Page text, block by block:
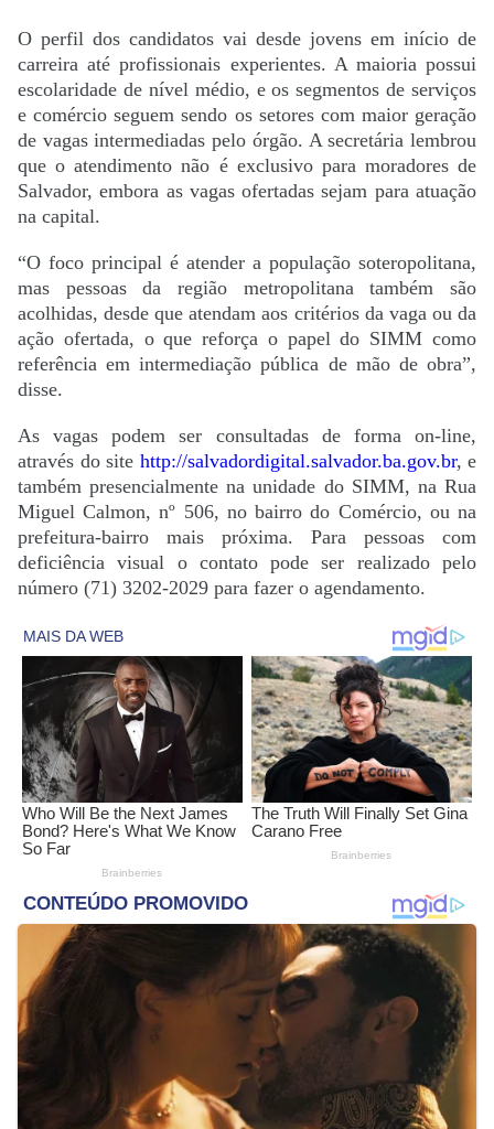
O perfil dos candidatos vai desde jovens em início de
carreira até profissionais experientes. A maioria possui
escolaridade de nível médio, e os segmentos de serviços
e comércio seguem sendo os setores com maior geração
de vagas intermediadas pelo órgão. A secretária lembrou
que o atendimento não é exclusivo para moradores de
Salvador, embora as vagas ofertadas sejam para atuação
na capital.
“O foco principal é atender a população soteropolitana,
mas pessoas da região metropolitana também são
acolhidas, desde que atendam aos critérios da vaga ou da
ação ofertada, o que reforça o papel do SIMM como
referência em intermediação pública de mão de obra”,
disse.
As vagas podem ser consultadas de forma on-line,
através do site http://salvadordigital.salvador.ba.gov.br, e
também presencialmente na unidade do SIMM, na Rua
Miguel Calmon, nº 506, no bairro do Comércio, ou na
prefeitura-bairro mais próxima. Para pessoas com
deficiência visual o contato pode ser realizado pelo
número (71) 3202-2029 para fazer o agendamento.